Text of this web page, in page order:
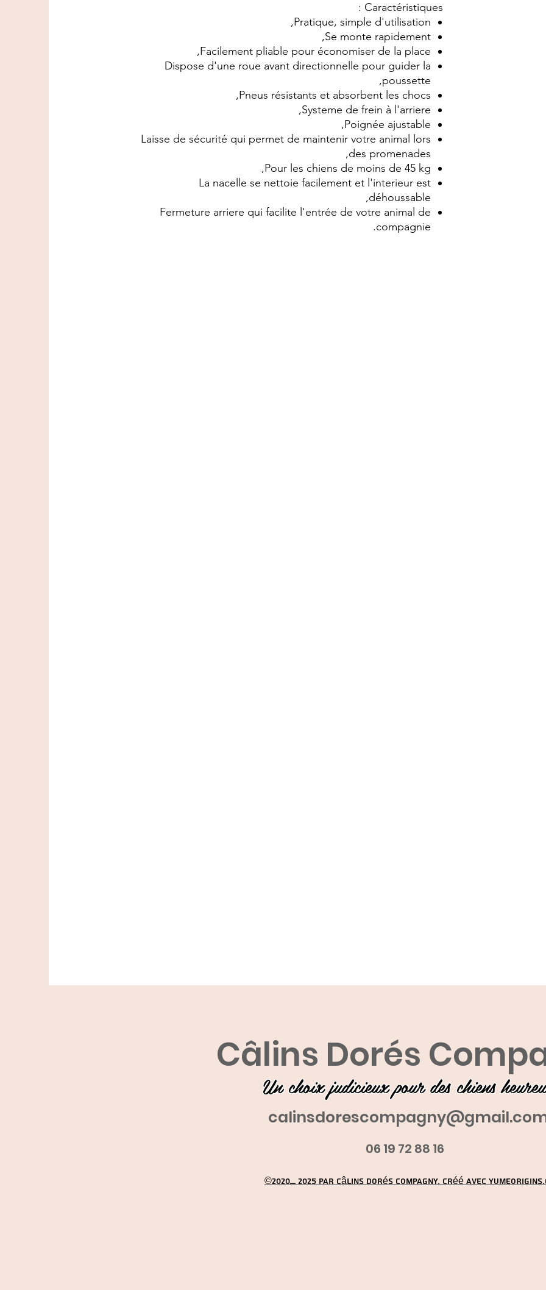
Caractéristiques :
Pratique, simple d'utilisation,
Se monte rapidement,
Facilement pliable pour économiser de la place,
Dispose d'une roue avant directionnelle pour guider la
poussette,
Pneus résistants et absorbent les chocs,
Systeme de frein à l'arriere,
Poignée ajustable,
Laisse de sécurité qui permet de maintenir votre animal lors
des promenades,
Pour les chiens de moins de 45 kg,
La nacelle se nettoie facilement et l'interieur est
déhoussable,
Fermeture arriere qui facilite l'entrée de votre animal de
compagnie.
Câlins Dorés
Un choix judicieux pour des chiens
06 19 72 88 16
©2020_ 2025 par Câlins Dorés Compagny. Créé avec